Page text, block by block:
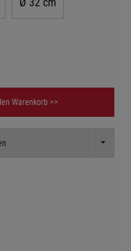
Warenkorb >>
Toggle